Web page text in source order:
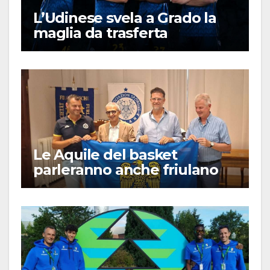
L’Udinese svela a Grado la
maglia da trasferta
Le Aquile del basket
parleranno anche friulano